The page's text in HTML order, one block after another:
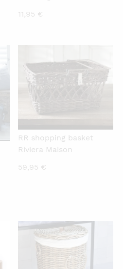
11,95 €
QUICKVIEW
RR shopping basket
Riviera Maison
59,95 €
QUICKVIEW